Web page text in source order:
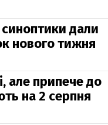
дали
нового тижня
але припече до
на 2 серпня